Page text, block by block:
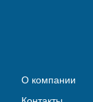
О компании